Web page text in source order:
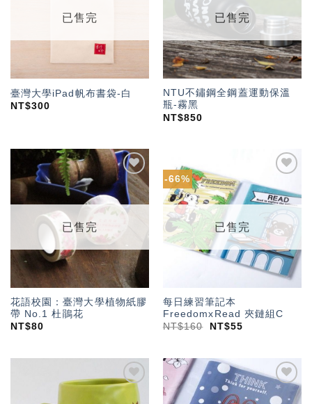
已售完
臺灣大學iPad帆布書袋-白
NT$300
已售完
NTU不鏽鋼全鋼蓋運動保溫
瓶-霧黑
NT$850
加入
「願
望輕
單」
已售完
花語校園：臺灣大學植物紙膠
帶 No.1 杜鵑花
NT$80
-66%
「願
望輕
單」
已售完
每日練習筆記本
FreedomxRead 夾鏈組C
NT$160 NT$55
加入